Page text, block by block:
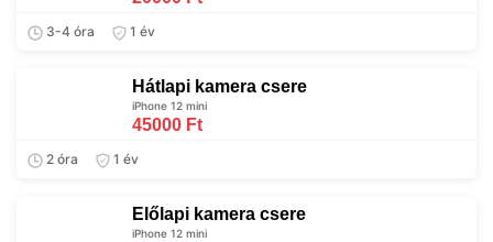
3-4 óra 1 év
Hátlapi kamera csere
iPhone 12 mini
45000 Ft
2 óra 1 év
Előlapi kamera csere
iPhone 12 mini